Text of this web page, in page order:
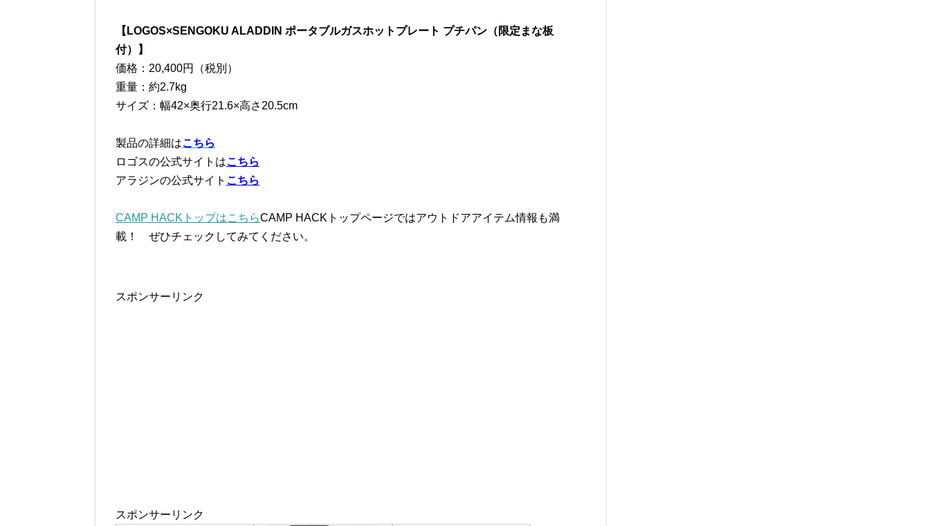
【LOGOS×SENGOKU ALADDIN ポータブルガスホットプレート プチパン（限定まな板
付）】
価格：20,400円（税別）
重量：約2.7kg
サイズ：幅42×奥行21.6×高さ20.5cm
製品の詳細はこちら
ロゴスの公式サイトはこちら
アラジンの公式サイト こちら
CAMP HACKトップはこちらCAMP HACKトップページではアウトドアアイテム情報も満
載！ ぜひチェックしてみてください。
スポンサーリンク
スポンサーリンク